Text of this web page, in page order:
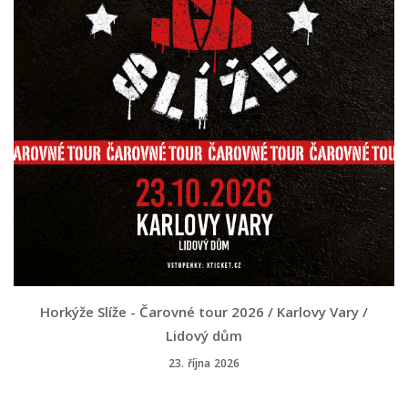
Horkýže Slíže - Čarovné tour 2026 / Karlovy Vary /
Lidový dům
23. října 2026